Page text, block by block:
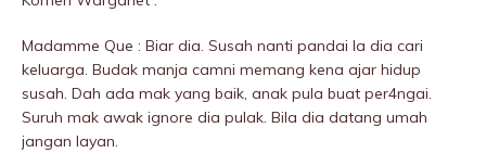
Madamme Que : Biar dia. Susah nanti pandai la dia cari
keluarga. Budak manja camni memang kena ajar hidup
susah. Dah ada mak yang baik, anak pula buat per4ngai.
Suruh mak awak ignore dia pulak. Bila dia datang umah
jangan layan.